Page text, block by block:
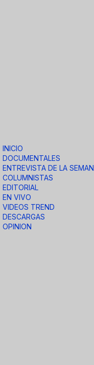
INICIO
DOCUMENTALES
ENTREVISTA DE LA
COLUMNISTAS
EDITORIAL
EN VIVO
VIDEOS TREND
DESCARGAS
OPINION